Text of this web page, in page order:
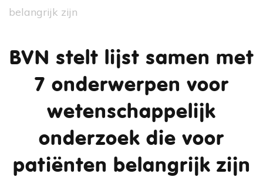
belangrijk zijn
BVN stelt lijst samen met
7 onderwerpen voor
wetenschappelijk
onderzoek die voor
patiënten belangrijk zijn